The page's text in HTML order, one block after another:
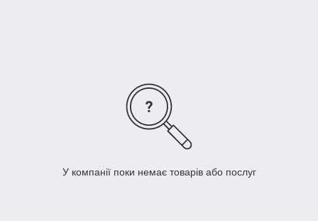
У компанії поки немає товарів або послуг